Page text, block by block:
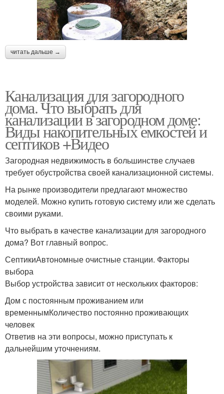
читать дальше →
Канализация для загородного
дома. Что выбрать для
канализации в загородном доме:
Виды накопительных емкостей и
септиков +Видео
Загородная недвижимость в большинстве случаев
требует обустройства своей канализационной системы.
На рынке производители предлагают множество
моделей. Можно купить готовую систему или же сделать
своими руками.
Что выбрать в качестве канализации для загородного
дома? Вот главный вопрос.
СептикиАвтономные очистные станции. Факторы
выбора
Выбор устройства зависит от нескольких факторов:
Дом с постоянным проживанием или
временнымКоличество постоянно проживающих
человек
Ответив на эти вопросы, можно приступать к
дальнейшим уточнениям.